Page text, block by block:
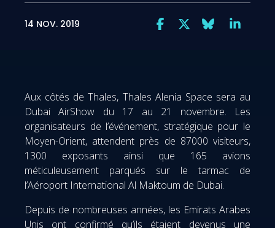
14 NOV. 2019
Aux côtés de Thales, Thales Alenia Space sera au
Dubai AirShow du 17 au 21 novembre. Les
organisateurs de l’événement, stratégique pour le
Moyen-Orient, attendent près de 87000 visiteurs,
1300 exposants ainsi que 165 avions
méticuleusement parqués sur le tarmac de
l’Aéroport International Al Maktoum de Dubai.
Depuis de nombreuses années, les Emirats Arabes
Unis ont confirmé qu’ils étaient devenus une